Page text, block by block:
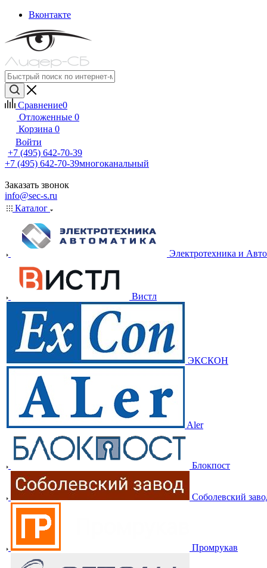
Вконтакте
Сравнение0
Отложенные 0
Корзина 0
Войти
+7 (495) 642-70-39
+7 (495) 642-70-39многоканальный
Заказать звонок
info@sec-s.ru
Каталог
Электротехника и
Вистл
ЭКСКОН
Aler
Блокпост
Соболевский
Промрукав